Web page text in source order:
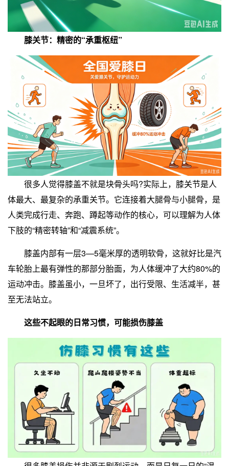
膝关节：精密的“承重枢纽”
很多人觉得膝盖不就是块骨头吗?实际上，膝关节是人
体最大、最复杂的承重关节。它连接着大腿骨与小腿骨，是
人类完成行走、奔跑、蹲起等动作的核心，可以理解为人体
下肢的“精密转轴”和“减震系统”。
膝盖内部有一层3—5毫米厚的透明软骨，这就好比是汽
车轮胎上最有弹性的那部分胎面，为人体缓冲了大约80%的
运动冲击。膝盖虽小，一旦坏了，出行受限、生活减半，甚
至无法站立。
这些不起眼的日常习惯，可能损伤膝盖